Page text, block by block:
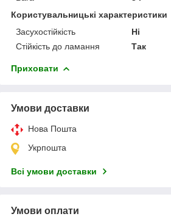
Користувальницькі характеристики
Засухостійкість
Ні
Стійкість до ламання
Так
Приховати
Умови доставки
Нова Пошта
Укрпошта
Всі умови доставки
Умови оплати